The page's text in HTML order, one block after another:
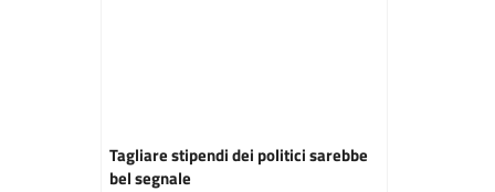
Tagliare stipendi dei politici sarebbe
bel segnale